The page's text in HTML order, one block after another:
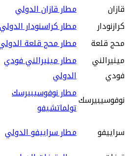
قازان
مطار قازان الدولي
كرازنودار
مطار كراسنودار الدولي
محج قلعة
مطار محج قلعة
مينيرالني
فودي
مطار مينيرالني فودي
الدولي
نوفوسيبيرسكمطار نوفوسيبيرسك
تولماتشيفو
سراييفو
مطار سراييفو الدولي